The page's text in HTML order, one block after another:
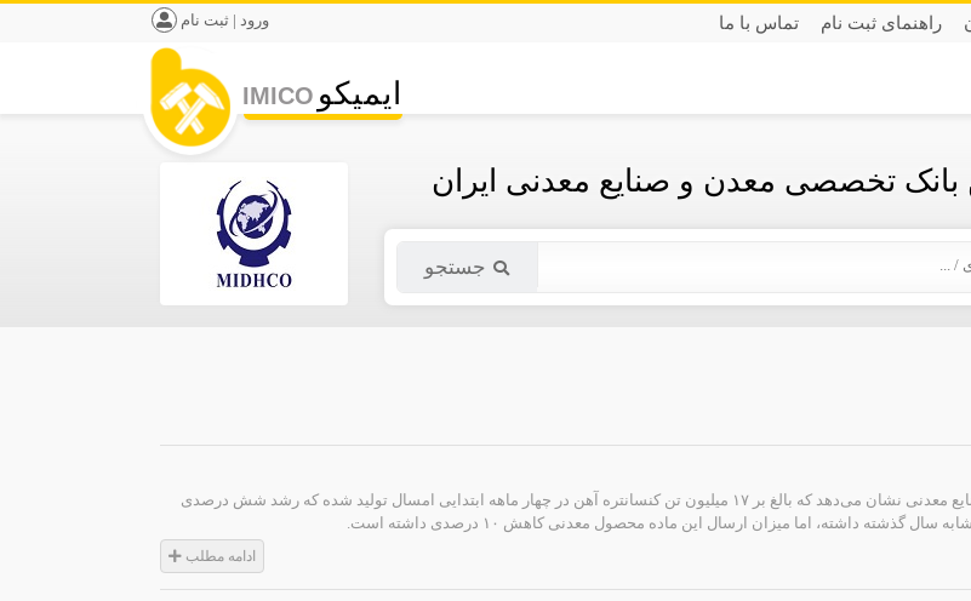
راهنمای ثبت نام تماس با ما ورود | ثبت نام
ایمیکو IMICO
بانک تخصصی معدن و صنایع معدنی ایران
جستجو
آمار عملکرد شرکت‌های بزرگ معدن و صنایع معدنی نشان می‌دهد که بالغ بر ۱۷ میلیون تن کنسانتره آهن در چهار ماهه ابتدایی امسال تولید شده که رشد شش درصدی
گذشته داشته، اما میزان ارسال این ماده محصول معدنی کاهش ۱۰ درصدی داشته است.
ادامه مطلب